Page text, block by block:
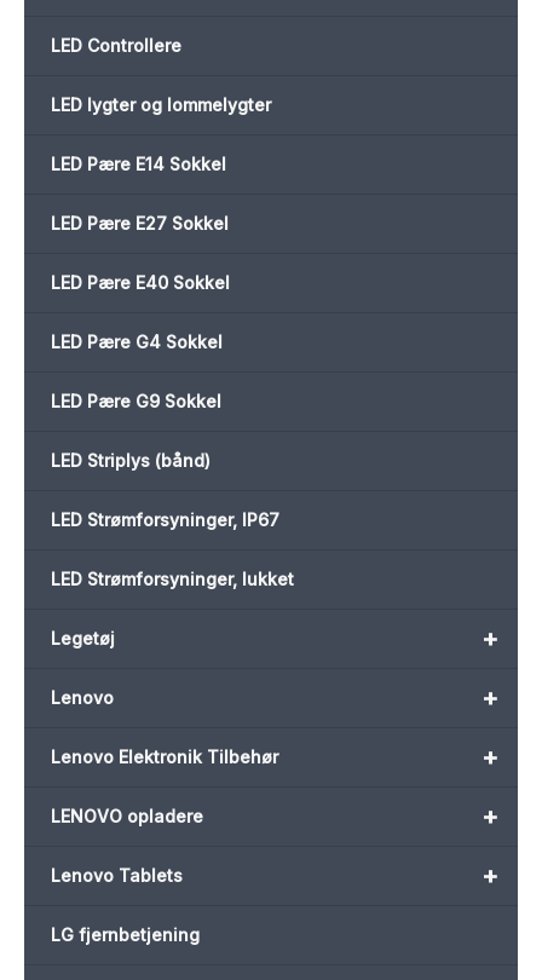
LED Controllere
LED lygter og lommelygter
LED Pære E14 Sokkel
LED Pære E27 Sokkel
LED Pære E40 Sokkel
LED Pære G4 Sokkel
LED Pære G9 Sokkel
LED Striplys (bånd)
LED Strømforsyninger, IP67
LED Strømforsyninger, lukket
+
Legetøj
+
Lenovo
+
Lenovo Elektronik Tilbehør
+
LENOVO opladere
+
Lenovo Tablets
LG fjernbetjening